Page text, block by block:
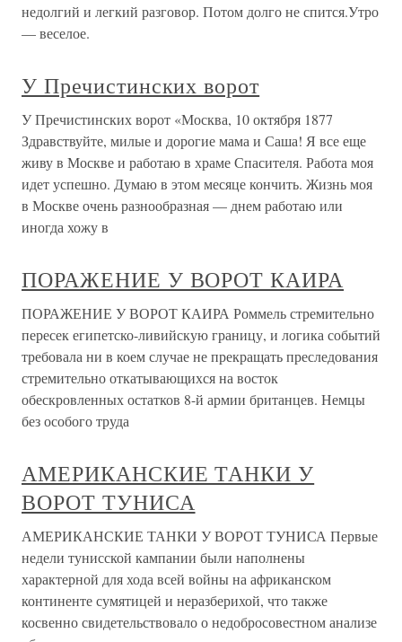
недолгий и легкий разговор. Потом долго не спится.Утро
— веселое.
У Пречистинских ворот
У Пречистинских ворот «Москва, 10 октября 1877
Здравствуйте, милые и дорогие мама и Саша! Я все еще
живу в Москве и работаю в храме Спасителя. Работа моя
идет успешно. Думаю в этом месяце кончить. Жизнь моя
в Москве очень разнообразная — днем работаю или
иногда хожу в
ПОРАЖЕНИЕ У ВОРОТ КАИРА
ПОРАЖЕНИЕ У ВОРОТ КАИРА Роммель стремительно
пересек египетско-ливийскую границу, и логика событий
требовала ни в коем случае не прекращать преследования
стремительно откатывающихся на восток
обескровленных остатков 8-й армии британцев. Немцы
без особого труда
АМЕРИКАНСКИЕ ТАНКИ У
ВОРОТ ТУНИСА
АМЕРИКАНСКИЕ ТАНКИ У ВОРОТ ТУНИСА Первые
недели тунисской кампании были наполнены
характерной для хода всей войны на африканском
континенте сумятицей и неразберихой, что также
косвенно свидетельствовало о недобросовестном анализе